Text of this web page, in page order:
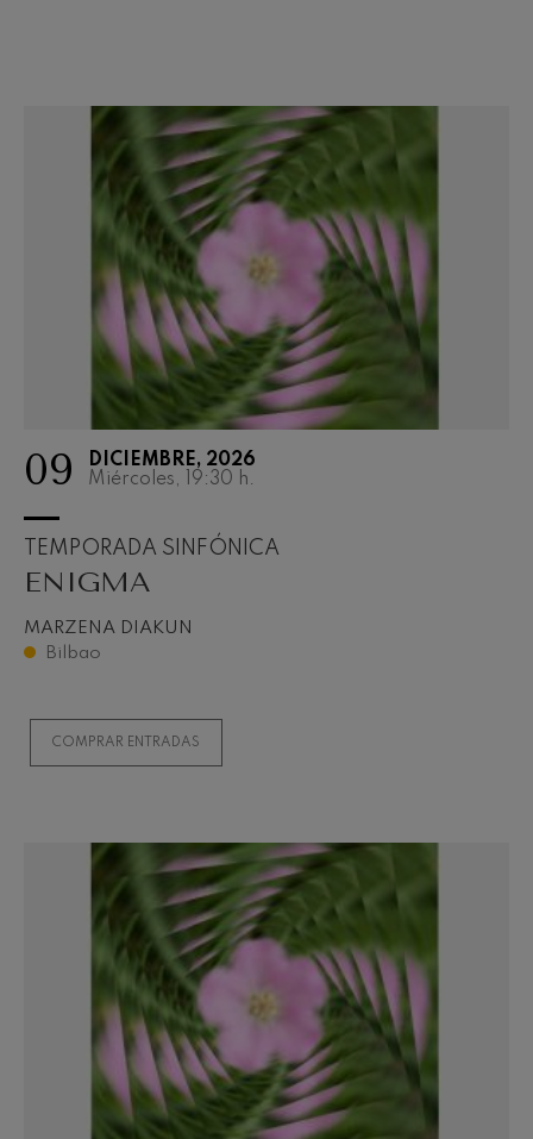
09
DICIEMBRE, 2026
Miércoles, 19:30 h.
TEMPORADA SINFÓNICA
ENIGMA
MARZENA DIAKUN
Bilbao
COMPRAR ENTRADAS